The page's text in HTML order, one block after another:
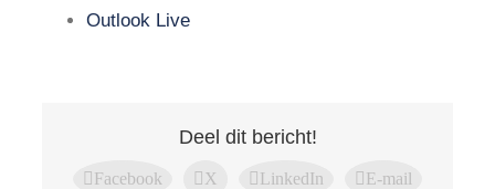
Outlook Live
Deel dit bericht!
Facebook X LinkedIn E-mail